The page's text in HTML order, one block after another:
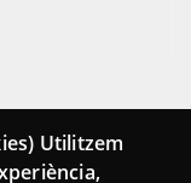
Utilitzem